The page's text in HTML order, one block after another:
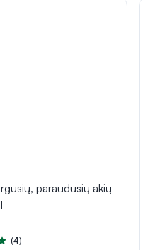
paraudusių akių
(4)